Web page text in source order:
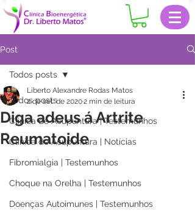
Post
Todos posts
Clinica de Acupuntura | Testemunhos
Clinica de Acupuntura | Notícias
Fibromialgia | Testemunhos
Choque na Orelha | Testemunhos
Doenças Autoimunes | Testemunhos
Todos posts
Diga adeus á Artrite
Reumatoide
Liberto Alexandre Rodas Matos
2 de set. de 20202 min de leitura